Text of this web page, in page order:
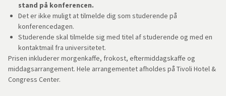
stand på konferencen.
Det er ikke muligt at tilmelde dig som studerende på
konferencedagen.
Studerende skal tilmelde sig med titel af studerende og med en
kontaktmail fra universitetet.
Prisen inkluderer morgenkaffe, frokost, eftermiddagskaffe og
middagsarrangement. Hele arrangementet afholdes på Tivoli Hotel &
Congress Center.